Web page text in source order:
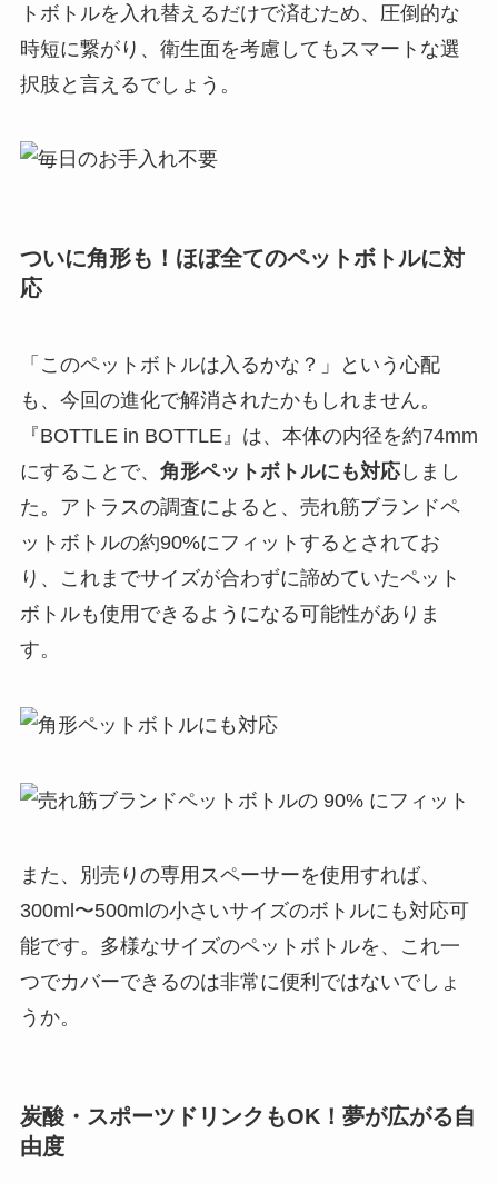
トボトルを入れ替えるだけで済むため、圧倒的な
時短に繋がり、衛生面を考慮してもスマートな選
択肢と言えるでしょう。
ついに角形も！ほぼ全てのペットボトルに対
応
「このペットボトルは入るかな？」という心配
も、今回の進化で解消されたかもしれません。
『BOTTLE in BOTTLE』は、本体の内径を約74mm
にすることで、 角形ペットボトルにも対応しまし
た。アトラスの調査によると、売れ筋ブランドペ
ットボトルの約90%にフィットするとされてお
り、これまでサイズが合わずに諦めていたペット
ボトルも使用できるようになる可能性がありま
す。
また、別売りの専用スペーサーを使用すれば、
300ml〜500mlの小さいサイズのボトルにも対応可
能です。多様なサイズのペットボトルを、これ一
つでカバーできるのは非常に便利ではないでしょ
うか。
炭酸・スポーツドリンクもOK！夢が広がる自
由度